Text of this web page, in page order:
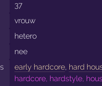
37
vrouw
hetero
nee
early hardcore, hard
hardcore, hardstyle,